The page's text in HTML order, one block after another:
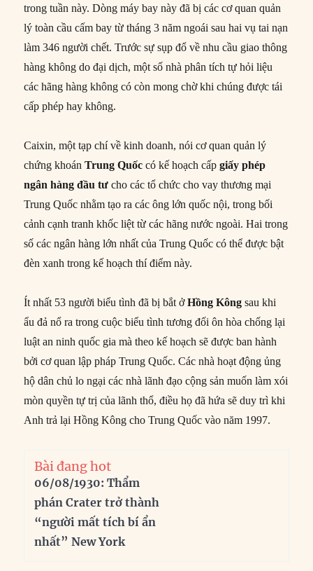
trong tuần này. Dòng máy bay này đã bị các cơ quan quản
lý toàn cầu cấm bay từ tháng 3 năm ngoái sau hai vụ tai nạn
làm 346 người chết. Trước sự sụp đổ về nhu cầu giao thông
hàng không do đại dịch, một số nhà phân tích tự hỏi liệu
các hãng hàng không có còn mong chờ khi chúng được tái
cấp phép hay không.
Caixin, một tạp chí về kinh doanh, nói cơ quan quản lý
chứng khoánTrung Quốc có kế hoạch cấpgiấy phép
ngân hàng đầu tư cho các tổ chức cho vay thương mại
Trung Quốc nhằm tạo ra các ông lớn quốc nội, trong bối
cảnh cạnh tranh khốc liệt từ các hãng nước ngoài. Hai trong
số các ngân hàng lớn nhất của Trung Quốc có thể được bật
đèn xanh trong kế hoạch thí điểm này.
Ít nhất 53 người biểu tình đã bị bắt ởHồng Kông sau khi
ẩu đả nổ ra trong cuộc biểu tình tương đối ôn hòa chống lại
luật an ninh quốc gia mà theo kế hoạch sẽ được ban hành
bởi cơ quan lập pháp Trung Quốc. Các nhà hoạt động ủng
hộ dân chủ lo ngại các nhà lãnh đạo cộng sản muốn làm xói
mòn quyền tự trị của lãnh thổ, điều họ đã hứa sẽ duy trì khi
Anh trả lại Hồng Kông cho Trung Quốc vào năm 1997.
Bài đang hot
06/08/1930: Thẩm
phán Crater trở thành
“người mất tích bí ẩn
nhất” New York